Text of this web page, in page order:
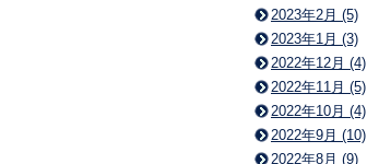
2023年2月 (5)
2023年1月 (3)
2022年12月 (4)
2022年11月 (5)
2022年10月 (4)
2022年9月 (10)
2022年8月 (9)